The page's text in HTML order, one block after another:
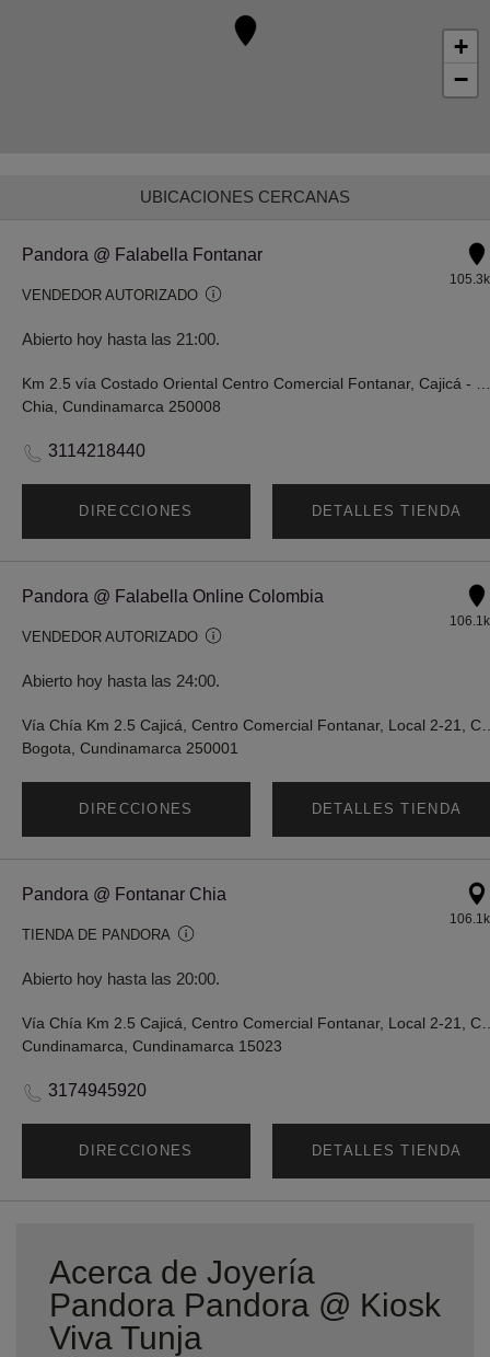
+
−
UBICACIONES CERCANAS
Pandora @ Falabella Fontanar
VENDEDOR AUTORIZADO
Abierto hoy hasta las 21:00.
Chia, Cundinamarca 250008
3114218440
DIRECCIONES DETALLES TIENDA
Pandora @ Falabella Online Colombia
VENDEDOR AUTORIZADO
Abierto hoy hasta las 24:00.
Bogota, Cundinamarca 250001
DIRECCIONES DETALLES TIENDA
Pandora @ Fontanar Chia
TIENDA DE PANDORA
Abierto hoy hasta las 20:00.
Cundinamarca, Cundinamarca 15023
3174945920
DIRECCIONES DETALLES TIENDA
Acerca de Joyería
Pandora Pandora @ Kiosk
Viva Tunja